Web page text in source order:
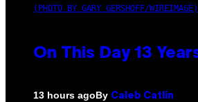
(PHOTO BY GARY GERSHOFF/WIREIMAGE)
On This Day 13
13 hours agoBy Caleb Catlin